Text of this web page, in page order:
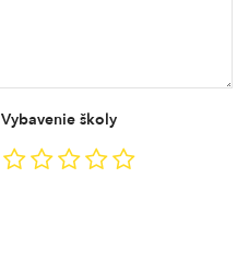
Vybavenie školy